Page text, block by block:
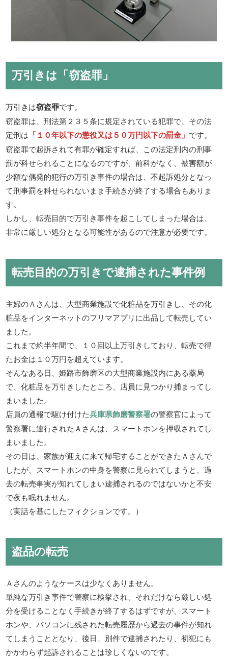
万引きは「窃盗罪」
万引きは窃盗罪です。
窃盗罪は、刑法第２３５条に規定されている犯罪で、その法
定刑は 「１０年以下の懲役又は５０万円以下の罰金」 です。
窃盗罪で起訴されて有罪が確定すれば、この法定刑内の刑事
罰が科せられることになるのですが、前科がなく、被害額が
少額な偶発的犯行の万引き事件の場合は、不起訴処分となっ
て刑事罰を科せられないまま手続きが終了する場合もありま
す。
しかし、転売目的で万引き事件を起こしてしまった場合は、
非常に厳しい処分となる可能性があるので注意が必要です。
転売目的の万引きで逮捕された事件例
主婦のＡさんは、大型商業施設で化粧品を万引きし、その化
粧品をインターネットのフリマアプリに出品して転売してい
ました。
これまで約半年間で、１０回以上万引きしており、転売で得
たお金は１０万円を超えています。
そんなある日、姫路市飾磨区の大型商業施設内にある薬局
で、化粧品を万引きしたところ、店員に見つかり捕まってし
まいました。
店員の通報で駆け付けた兵庫県飾磨警察署の警察官によって
警察署に連行されたＡさんは、スマートホンを押収されてし
まいました。
その日は、家族が迎えに来て帰宅することができたＡさんで
したが、スマートホンの中身を警察に見られてしまうと、過
去の転売事実が知れてしまい逮捕されるのではないかと不安
で夜も眠れません。
（実話を基にしたフィクションです。）
盗品の転売
Ａさんのようなケースは少なくありません。
単純な万引き事件で警察に検挙され、それだけなら厳しい処
分を受けることなく手続きが終了するはずですが、スマート
ホンや、パソコンに残された転売履歴から過去の事件が知れ
てしまうこととなり、後日、別件で逮捕されたり、初犯にも
かかわらず起訴されることは珍しくないのです。